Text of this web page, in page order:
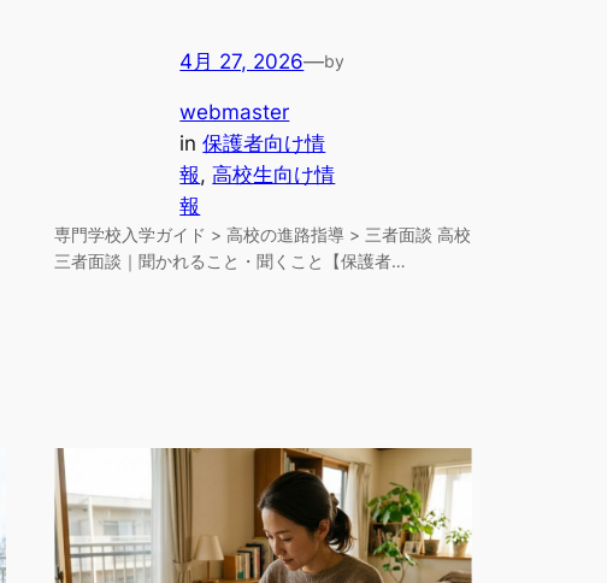
4月 27, 2026—by
webmaster
in保護者向け情
報, 高校生向け情
報
専門学校入学ガイド > 高校の進路指導 > 三者面談 高校
三者面談｜聞かれること・聞くこと【保護者…